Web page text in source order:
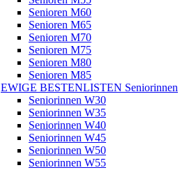
Senioren M60
Senioren M65
Senioren M70
Senioren M75
Senioren M80
Senioren M85
EWIGE BESTENLISTEN Seniorinnen
Seniorinnen W30
Seniorinnen W35
Seniorinnen W40
Seniorinnen W45
Seniorinnen W50
Seniorinnen W55